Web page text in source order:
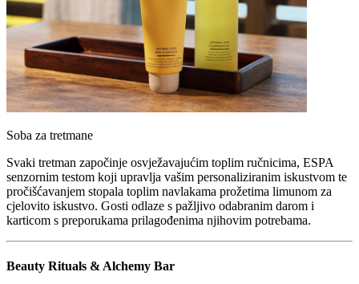
Soba za tretmane
Svaki tretman započinje osvježavajućim toplim ručnicima, ESPA
senzornim testom koji upravlja vašim personaliziranim iskustvom te
pročišćavanjem stopala toplim navlakama prožetima limunom za
cjelovito iskustvo. Gosti odlaze s pažljivo odabranim darom i
karticom s preporukama prilagođenima njihovim potrebama.
Beauty Rituals & Alchemy Bar